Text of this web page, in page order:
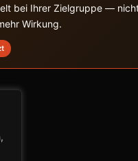
bei Ihrer Zielgruppe —
Wirkung.